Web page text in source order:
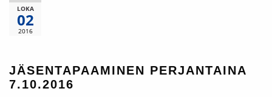
LOKA
02
2016
JÄSENTAPAAMINEN PERJANTAINA
7.10.2016